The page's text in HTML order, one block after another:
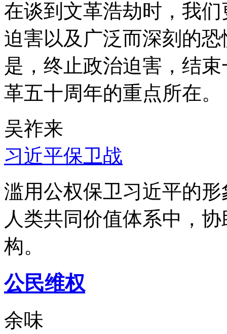
在谈到文革浩劫时，我
迫害以及广泛而深刻的
是，终止政治迫害，结
革五十周年的重点所在。
吴祚来
习近平保卫战
滥用公权保卫习近平的
人类共同价值体系中，
构。
公民维权
余味